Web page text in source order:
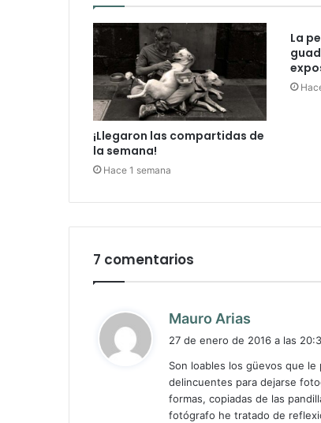
¡Llegaron las compartidas de
la semana!
Hace 1 semana
La
7 comentarios
Mauro Arias
i
e
:
27 de enero de 2016 a las
Son loables los güevos que
delincuentes para dejarse
formas, copiadas de las
fotógrafo he tratado de